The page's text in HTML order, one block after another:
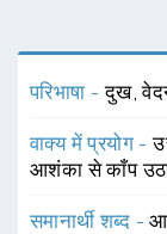
परिभाषा -दुख,
वाक्य में प्रयोग -
आशंका से काँप
समानार्थी शब्द -